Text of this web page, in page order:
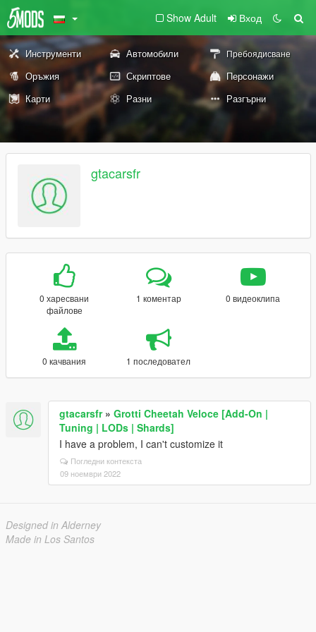
Show Adult Вход
Инструменти Автомобили Пребоядисване
Оръжия Скриптове
Персонажи
Карти
Разни Разгърни
gtacarsfr
0 харесвани
файлове
1 коментар 0 видеоклипа
0 качвания 1 последовател
gtacarsfr» Grotti Cheetah Veloce [Add-On |
Tuning | LODs | Shards]
I have a problem, I can't customize it
Погледни контекста
09 ноември 2022
Designed in Alderney
Made in Los Santos